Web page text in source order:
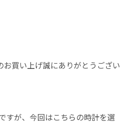
お買い上げ誠にありがとうござい
すが、今回はこちらの時計を選